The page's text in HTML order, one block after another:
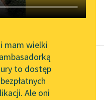
Zgłoś brak utworu
Narzędzia
Mapa Wolnych Lektur
Leśmianator
mam wielki
to dostęp
Ale oni
Urbanowska